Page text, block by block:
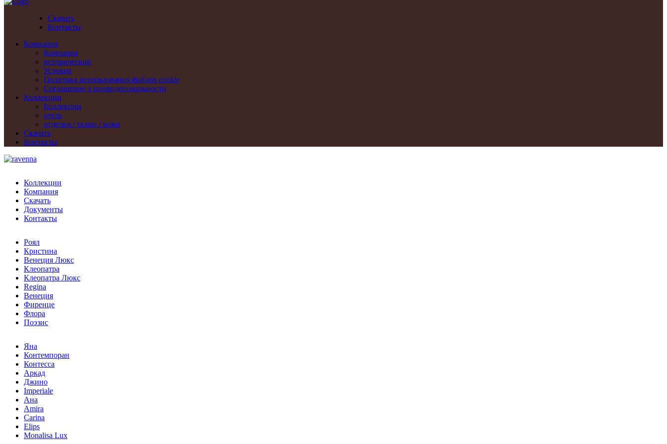
Скачать
Контакты
Компания
Компания
исторический
Условия
Политика использования файлов cookie
Cоглашение о конфиденциальности
Коллекции
Коллекции
отель
отделки / ткани / кожи
Скачать
Контакты
Коллекции
Компания
Скачать
Документы
Контакты
Роял
Кристина
Венеция Люкс
Клеопатра
Клеопатра Люкс
Regina
Венеция
Фиренце
Флора
Поэзис
Яна
Контемпоран
Контесса
Аркад
Джино
Imperiale
Ана
Amira
Carina
Elips
Monalisa Lux